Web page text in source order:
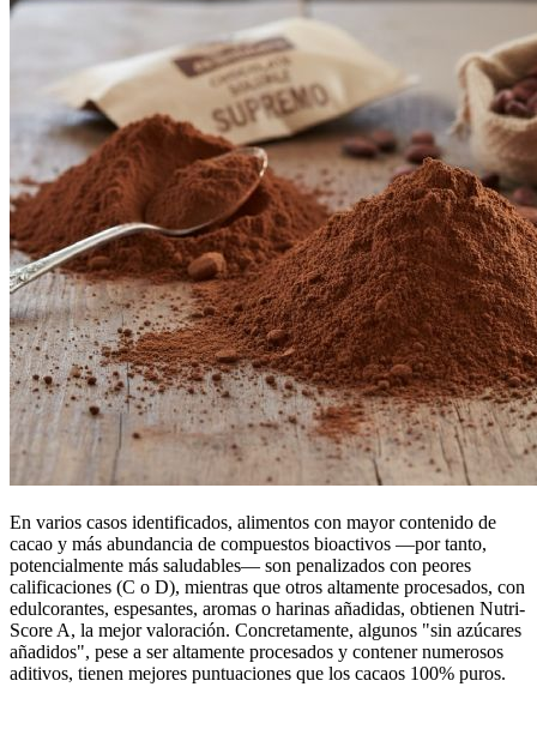
En varios casos identificados, alimentos con mayor contenido de
cacao y más abundancia de compuestos bioactivos —por tanto,
potencialmente más saludables— son penalizados con peores
calificaciones (C o D), mientras que otros altamente procesados, con
edulcorantes, espesantes, aromas o harinas añadidas, obtienen Nutri-
Score A, la mejor valoración. Concretamente, algunos "sin azúcares
añadidos", pese a ser altamente procesados y contener numerosos
aditivos, tienen mejores puntuaciones que los cacaos 100% puros.